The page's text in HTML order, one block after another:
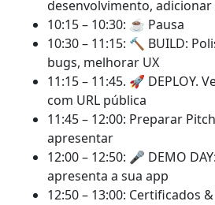
desenvolvimento,
10:15 – 10:30: ☕ Pausa
10:30 – 11:15: 🔨 BUILD:
bugs, melhorar UX
11:15 – 11:45. 🚀 DEPLOY.
com URL pública
11:45 – 12:00: Preparar
apresentar
12:00 – 12:50: 🎤 DEMO
apresenta a sua app
12:50 – 13:00: Certificados